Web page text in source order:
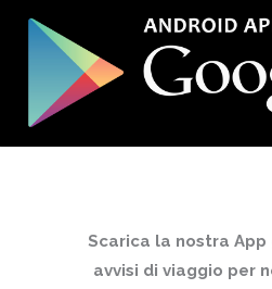
Scarica la nostra
avvisi di viaggio per